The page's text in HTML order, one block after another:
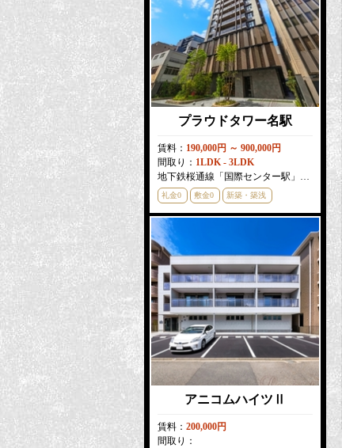
プラウドタワー名駅
賃料： 190,000円 ～ 900,000円
間取り： 1LDK - 3LDK
地下鉄桜通線「国際センター駅」徒歩
礼金0 敷金0 新築・築浅
アニコムハイツⅡ
賃料： 200,000円
間取り：